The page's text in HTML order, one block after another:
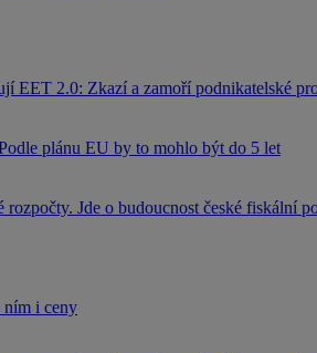
EET 2.0: Zkazí a zamoří podnikatelské
plánu EU by to mohlo být do 5 let
rozpočty. Jde o budoucnost české fiskální
ním i ceny